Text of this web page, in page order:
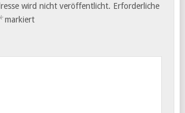
wird nicht veröffentlicht. Erforderliche
markiert